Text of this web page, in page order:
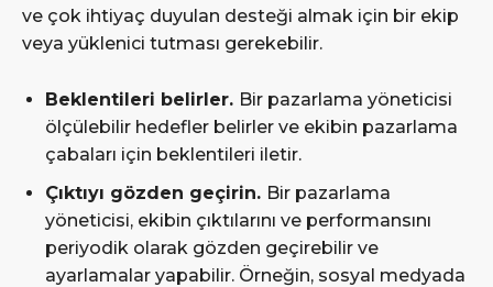
ve çok ihtiyaç duyulan desteği almak için bir ekip
veya yüklenici tutması gerekebilir.
Beklentileri belirler. Bir pazarlama yöneticisi
ölçülebilir hedefler belirler ve ekibin pazarlama
çabaları için beklentileri iletir.
Çıktıyı gözden geçirin. Bir pazarlama
yöneticisi, ekibin çıktılarını ve performansını
periyodik olarak gözden geçirebilir ve
ayarlamalar yapabilir. Örneğin, sosyal medyada